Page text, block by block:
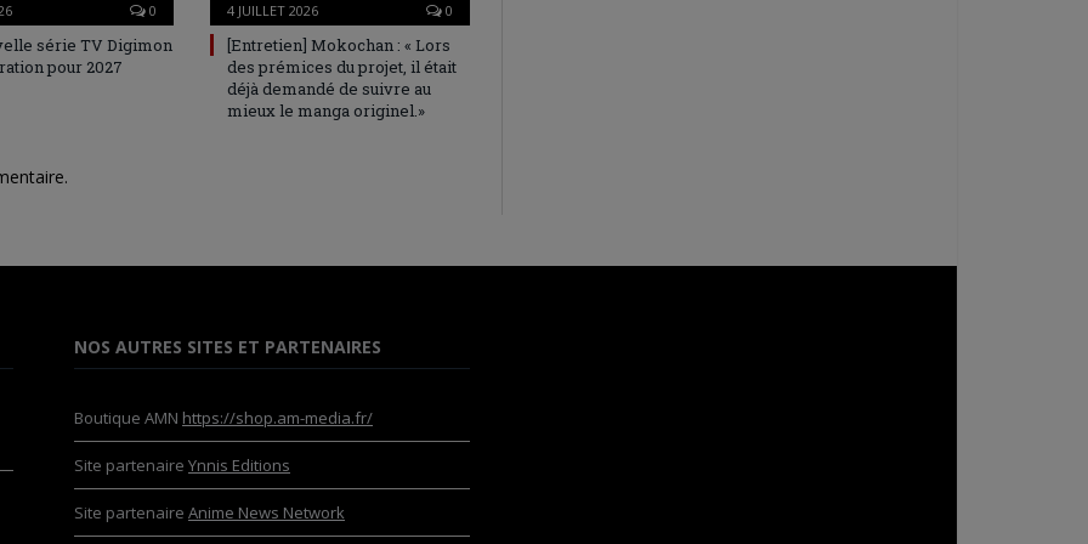
0
série TV Digimon
pour 2027
4 JUILLET 2026 0
[Entretien] Mokochan : « Lors
des prémices du projet, il était
déjà demandé de suivre au
mieux le manga originel.»
NOS AUTRES SITES ET PARTENAIRES
Boutique AMN https://shop.am-media.fr/
Site partenaire Ynnis Editions
Site partenaire Anime News Network